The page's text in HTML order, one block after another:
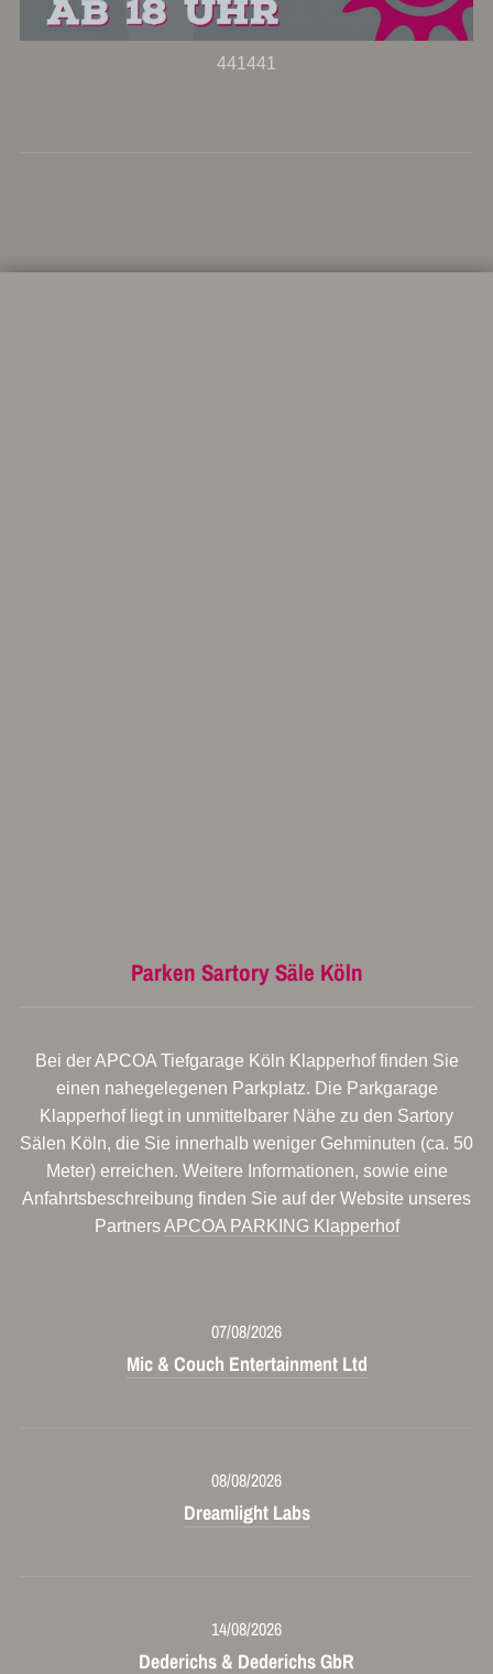
441441
Parken Sartory Säle Köln
Bei der APCOA Tiefgarage Köln Klapperhof finden Sie
einen nahegelegenen Parkplatz. Die Parkgarage
Klapperhof liegt in unmittelbarer Nähe zu den Sartory
Sälen Köln, die Sie innerhalb weniger Gehminuten (ca. 50
Meter) erreichen. Weitere Informationen, sowie eine
Anfahrtsbeschreibung finden Sie auf der Website unseres
PartnersAPCOA PARKING Klapperhof
07/08/2026
Mic & Couch Entertainment Ltd
08/08/2026
Dreamlight Labs
14/08/2026
Dederichs & Dederichs GbR